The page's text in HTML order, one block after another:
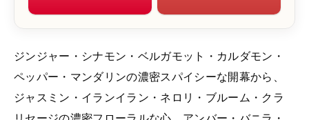
ジンジャー・シナモン・ベルガモット・カルダモン・
ペッパー・マンダリンの濃密スパイシーな開幕から、
ジャスミン・イランイラン・ネロリ・ブルーム・クラ